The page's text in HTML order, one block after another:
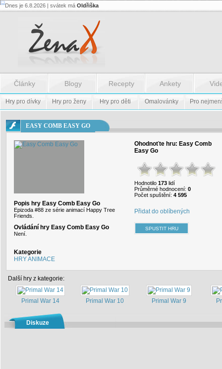
Flash.nazev
Flash.nazev
Dnes je 6.8.2026 | svátek má Oldřiška
Články Blogy Recepty Ankety
Hry pro dívky Hry pro ženy Hry pro děti Omalovánky Pro
EASY COMB EASY GO
Popis hry Easy Comb Easy Go
Epizoda #88 ze série animací Happy Tree
Friends.
Ovládání hry Easy Comb Easy Go
Není.
Kategorie
HRY ANIMACE
Ohodnoťte hru: Easy Comb
Easy Go
Hodnotilo 173 lidí
Průměrné hodnocení: 0
Počet spuštění: 4 595
Přidat do oblíbených
Další hry z kategorie:
Primal War 14 Primal War 10 Primal War 9
Diskuze